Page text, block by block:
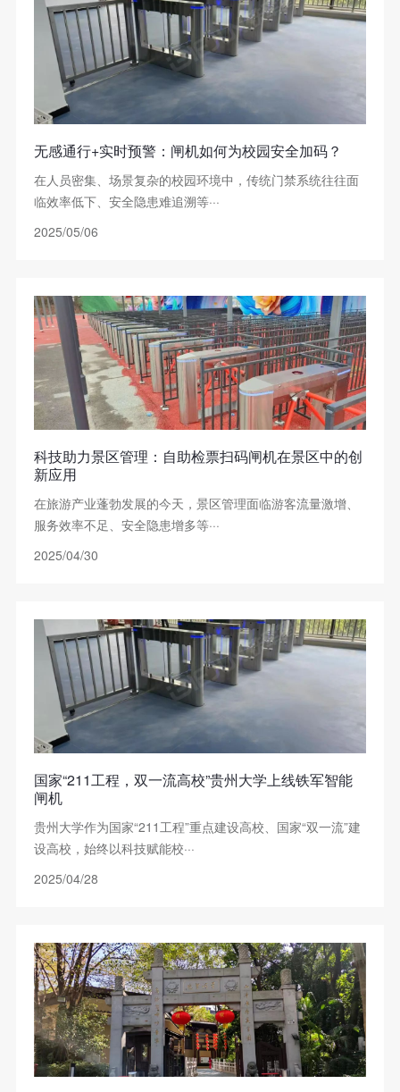
无感通行+实时预警：闸机如何为校园安全加码？
在人员密集、场景复杂的校园环境中，传统门禁系统往往面
临效率低下、安全隐患难追溯等···
2025/05/06
科技助力景区管理：自助检票扫码闸机在景区中的创
新应用
在旅游产业蓬勃发展的今天，景区管理面临游客流量激增、
服务效率不足、安全隐患增多等···
2025/04/30
国家“211工程，双一流高校”贵州大学上线铁军智能
闸机
贵州大学作为国家“211工程”重点建设高校、国家“双一流”建
设高校，始终以科技赋能校···
2025/04/28